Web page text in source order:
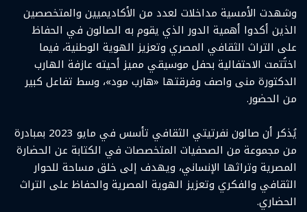
وشهدت الأمسية مداخلات لعدد من الأكاديميين والمتخصصين
الذين أكدوا أهمية الدور الذي يقوم به الصالون في الحفاظ
على التراث الثقافي المصري وتعزيز الهوية الوطنية، فيما
اختُتمت الاحتفالية بحفل موسيقي مميز أحيته عازفة الهارب
الدكتورة منى واصف وفرقتها «هارب مود»، وسط تفاعل كبير
من الحضور.
يُذكر أن صالون نفرتيتي الثقافي تأسس في مايو 2023 بمبادرة
من مجموعة من الصحفيات المتخصصات في الكتابة عن الحضارة
المصرية وتراثها الإنساني، ويهدف إلى خلق مساحة للحوار
الثقافي والفكري وتعزيز الهوية المصرية والحفاظ على التراث
الحضاري.